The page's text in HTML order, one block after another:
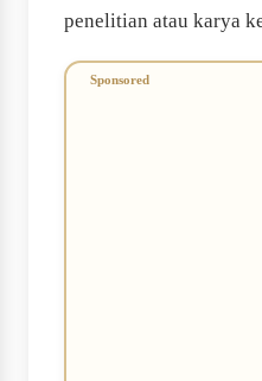
penelitian atau karya